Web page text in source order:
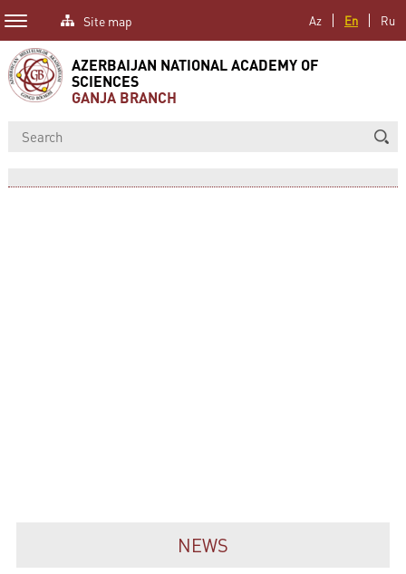
Az En Ru
Site map
AZERBAIJAN NATIONAL ACADEMY OF
SCIENCES
GANJA BRANCH
NEWS